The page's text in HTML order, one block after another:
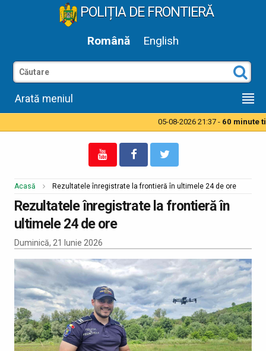
POLIȚIA DE FRONTIERĂ
Română English
Arată meniul
05-08-2026 21:37 -60 minute
Acasă Rezultatele înregistrate la frontieră în ultimele 24 de ore
Rezultatele înregistrate la frontieră în
ultimele 24 de ore
Duminică, 21 Iunie 2026